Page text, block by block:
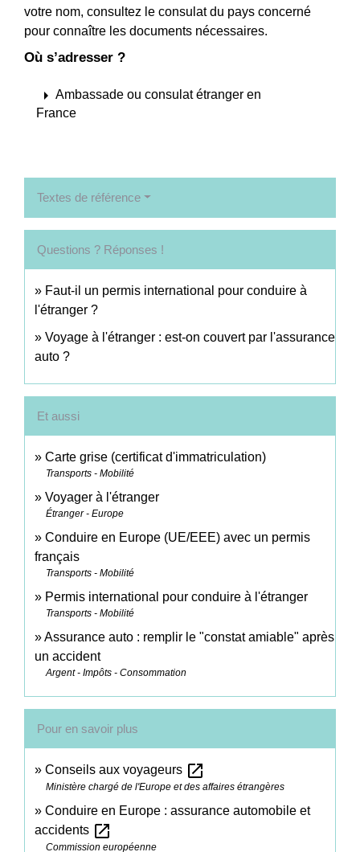
votre nom, consultez le consulat du pays concerné
pour connaître les documents nécessaires.
Où s’adresser ?
arrow_right Ambassade ou consulat étranger en
France
Textes de référence
Questions ? Réponses !
Faut-il un permis international pour conduire à
l'étranger ?
Voyage à l'étranger : est-on couvert par l'assurance
auto ?
Et aussi
Carte grise (certificat d'immatriculation)
Transports - Mobilité
Voyager à l'étranger
Étranger - Europe
Conduire en Europe (UE/EEE) avec un permis
français
Transports - Mobilité
Permis international pour conduire à l'étranger
Transports - Mobilité
Assurance auto : remplir le "constat amiable" après
un accident
Argent - Impôts - Consommation
Pour en savoir plus
Conseils aux voyageurs open_in_new
Ministère chargé de l'Europe et des affaires étrangères
Conduire en Europe : assurance automobile et
accidents open_in_new
Commission européenne